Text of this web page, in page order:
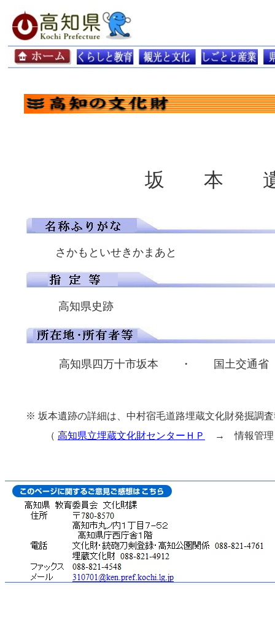
坂 本
さかもといせきかまあと
高知県史跡 指定年月
高知県四万十市坂本 ・ 国土交通省 中
※ 坂本遺跡の詳細は、 中村宿毛道路埋蔵文化財発掘調
（ 高知県立埋蔵文化財センターＨＰ → 情報管理